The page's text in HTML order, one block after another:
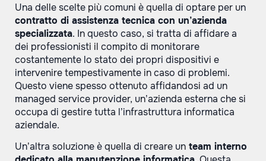
Una delle scelte più comuni è quella di optare per un
contratto di assistenza tecnica con un’azienda
specializzata. In questo caso, si tratta di affidare a
dei professionisti il compito di monitorare
costantemente lo stato dei propri dispositivi e
intervenire tempestivamente in caso di problemi.
Questo viene spesso ottenuto affidandosi ad un
managed service provider, un’azienda esterna che si
occupa di gestire tutta l’infrastruttura informatica
aziendale.
Un’altra soluzione è quella di creare un team interno